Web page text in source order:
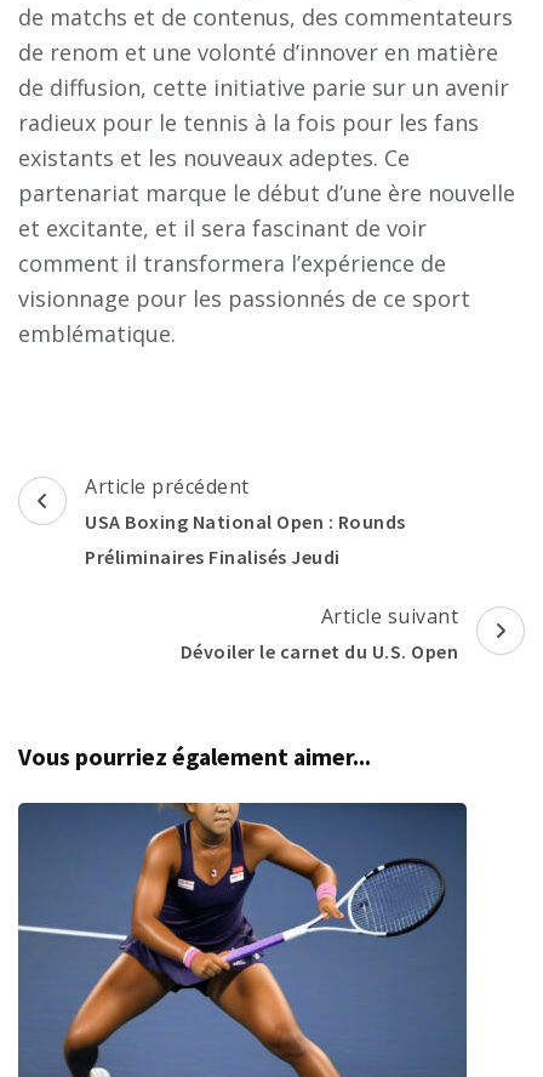
de matchs et de contenus, des commentateurs
de renom et une volonté d’innover en matière
de diffusion, cette initiative parie sur un avenir
radieux pour le tennis à la fois pour les fans
existants et les nouveaux adeptes. Ce
partenariat marque le début d’une ère nouvelle
et excitante, et il sera fascinant de voir
comment il transformera l’expérience de
visionnage pour les passionnés de ce sport
emblématique.
Navigation
d'article
Article précédent
USA Boxing National Open : Rounds
Préliminaires Finalisés Jeudi
Article suivant
Dévoiler le carnet du U.S. Open
Vous pourriez également aimer...